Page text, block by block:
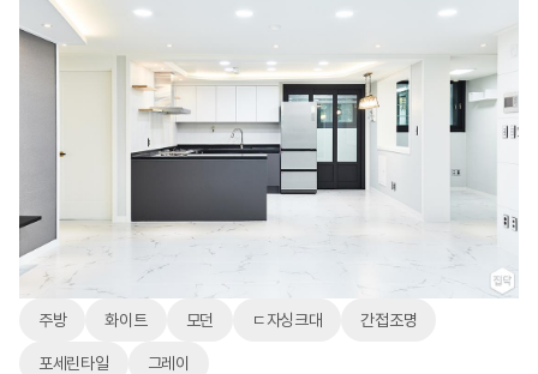
주방 화이트 모던 ㄷ자싱크대 간접조명
포세린타일 그레이